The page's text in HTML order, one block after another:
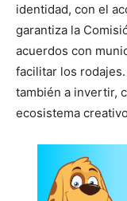
identidad, con el
garantiza la
acuerdos con
facilitar los
también a invertir,
ecosistema